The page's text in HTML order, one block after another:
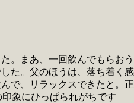
。まあ、一回飲んでもらおう
た。父のほうは、落ち着く感
で、リラックスできたと。正
象にひっぱられがちです